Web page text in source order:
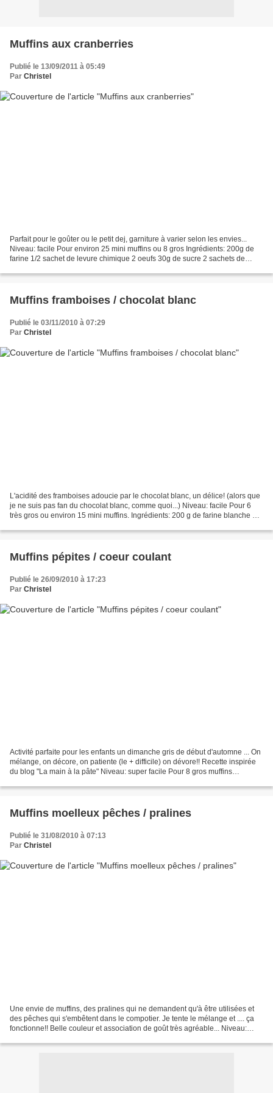
Muffins aux cranberries
Publié le 13/09/2011 à 05:49
Par Christel
Parfait pour le goûter ou le petit dej, garniture à varier selon les envies...
Niveau: facile Pour environ 25 mini muffins ou 8 gros Ingrédients: 200g de
farine 1/2 sachet de levure chimique 2 oeufs 30g de sucre 2 sachets de
Muffins framboises / chocolat blanc
Publié le 03/11/2010 à 07:29
Par Christel
L'acidité des framboises adoucie par le chocolat blanc, un délice! (alors que
je ne suis pas fan du chocolat blanc, comme quoi...) Niveau: facile Pour 6
très gros ou environ 15 mini muffins. Ingrédients: 200 g de farine blanche 1/2
Muffins pépites / coeur coulant
Publié le 26/09/2010 à 17:23
Par Christel
Activité parfaite pour les enfants un dimanche gris de début d'automne ... On
mélange, on décore, on patiente (le + difficile) on dévore!! Recette inspirée
du blog "La main à la pâte" Niveau: super facile Pour 8 gros muffins
Muffins moelleux pêches / pralines
Publié le 31/08/2010 à 07:13
Par Christel
Une envie de muffins, des pralines qui ne demandent qu'à être utilisées et
des pêches qui s'embêtent dans le compotier. Je tente le mélange et .... ça
fonctionne!! Belle couleur et association de goût très agréable... Niveau: